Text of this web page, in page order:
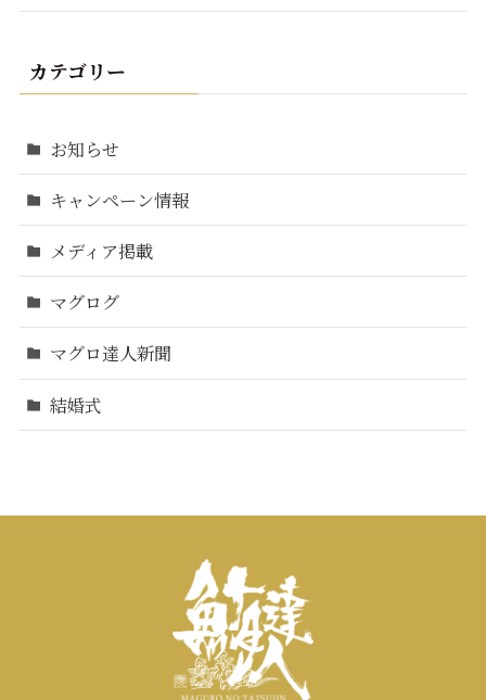
カテゴリー
お知らせ
キャンペーン情報
メディア掲載
マグログ
マグロ達人新聞
結婚式